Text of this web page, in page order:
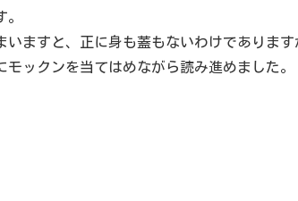
いますと、正に身も蓋もないわけであります
ックンを当てはめながら読み進めました。